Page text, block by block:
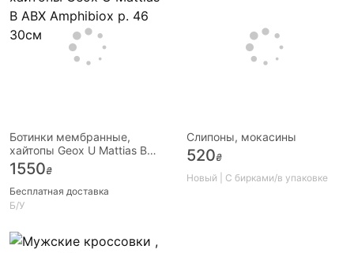
Ботинки мембранные,
хайтопы Geox U Mattias B
ABX Amphibiox р. 46 30см
1550₴
Бесплатная доставка
Б/У
Слипоны, мокасины
520₴
Новый | С бирками/в упаковке